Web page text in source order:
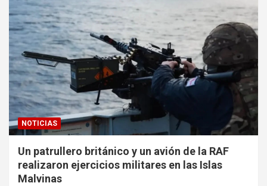
NOTICIAS
Un patrullero británico y un avión de la RAF
realizaron ejercicios militares en las Islas
Malvinas